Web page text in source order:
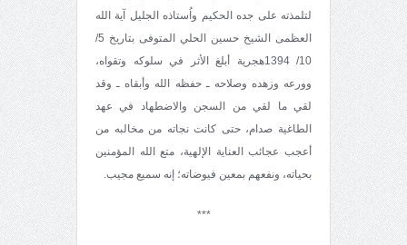
لتلمذته على جده الحكيم واُستاذه الجليل آية الله
العظمى الشيخ حسين الحلي المتوفى بتاريخ 5/
10/ 1394هجرية أبلغ الأثر في سلوكه وتقواه،
وورعه وزهده وصلاحه ـ حفظه الله وأبقاه ـ وقد
لقي ما لقي من السجن والاضطهاد في عهد
الطاغية صدام، حتى كانت نجاته من مخالبه من
أعجب عجائب العناية الإلهية، متع الله المؤمنين
بحياته، ونفعهم بمعين فيوضاته؛ إنه سميع مجيب.
***